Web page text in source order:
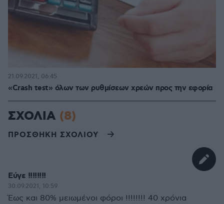
«Crash test» όλων των ρυθμίσεων χρεών προς την εφορία
21.09.2021, 06:45
ΣΧΟΛΙΑ (8)
ΠΡΟΣΘΗΚΗ ΣΧΟΛΙΟΥ
Εύγε !!!!!!!!
30.09.2021, 10:59
Έως και 80% μειωμένοι φόροι !!!!!!!! 40 χρόνια